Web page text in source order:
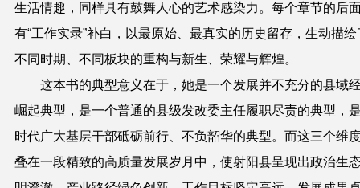
生活情趣，同样具有鼓舞人心的艺术感染力。每个章节的后
有“工作实录”补白，以最原始、最真实的历史留存，生动描绘
不同时期、不同板块的重构与新生、荣耀与辉煌。
这本书的典型意义在于，她是一个发展并不充分的县域
崛起典型，是一个普通的县级发改委主任履职尽责的典型，
时代广大基层干部砥砺前行、不负韶华的典型。而这三个维
叠在一段精致的高质量发展岁月中，使射阳县呈现出政治生